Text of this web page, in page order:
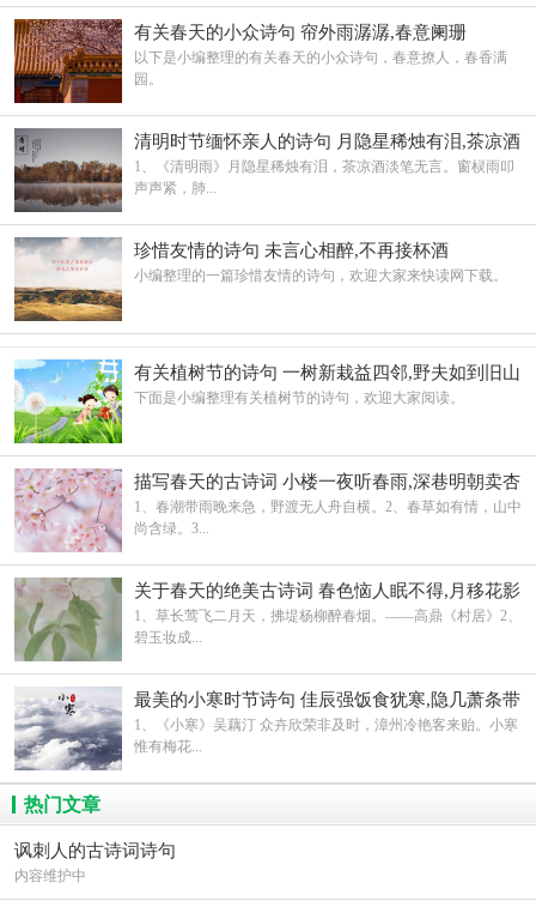
有关春天的小众诗句 帘外雨潺潺,春意阑珊
以下是小编整理的有关春天的小众诗句，春意撩人，春香满
园。
清明时节缅怀亲人的诗句 月隐星稀烛有泪,茶凉酒
淡笔无言
1、《清明雨》月隐星稀烛有泪，茶凉酒淡笔无言。窗棂雨叩
声声紧，肺...
珍惜友情的诗句 未言心相醉,不再接杯酒
小编整理的一篇珍惜友情的诗句，欢迎大家来快读网下载。
有关植树节的诗句 一树新栽益四邻,野夫如到旧山
春
下面是小编整理有关植树节的诗句，欢迎大家阅读。
描写春天的古诗词 小楼一夜听春雨,深巷明朝卖杏
花
1、春潮带雨晚来急，野渡无人舟自横。2、春草如有情，山中
尚含绿。3...
关于春天的绝美古诗词 春色恼人眠不得,月移花影
上栏杆
1、草长莺飞二月天，拂堤杨柳醉春烟。——高鼎《村居》2、
碧玉妆成...
最美的小寒时节诗句 佳辰强饭食犹寒,隐几萧条带
鹖冠
1、《小寒》吴藕汀 众卉欣荣非及时，漳州冷艳客来贻。小寒
惟有梅花...
热门文章
讽刺人的古诗词诗句
内容维护中